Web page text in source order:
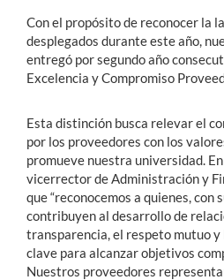
Con el propósito de reconocer la
desplegados durante este año,
entregó por segundo año
Excelencia y Compromiso
Esta distinción busca relevar el
por los proveedores con los
promueve nuestra universidad.
vicerrector de Administración y
que “reconocemos a quienes, con
contribuyen al desarrollo de
transparencia, el respeto mutuo
clave para alcanzar objetivos
Nuestros proveedores